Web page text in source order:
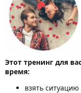
Этот тренинг для
время:
взять